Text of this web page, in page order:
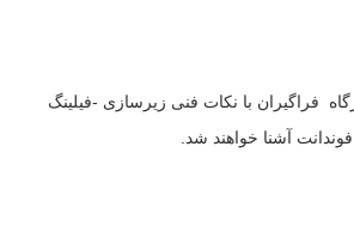
فراگیران با نکات فنی زیرسازی -فیلینگ
آشنا خواهند شد.